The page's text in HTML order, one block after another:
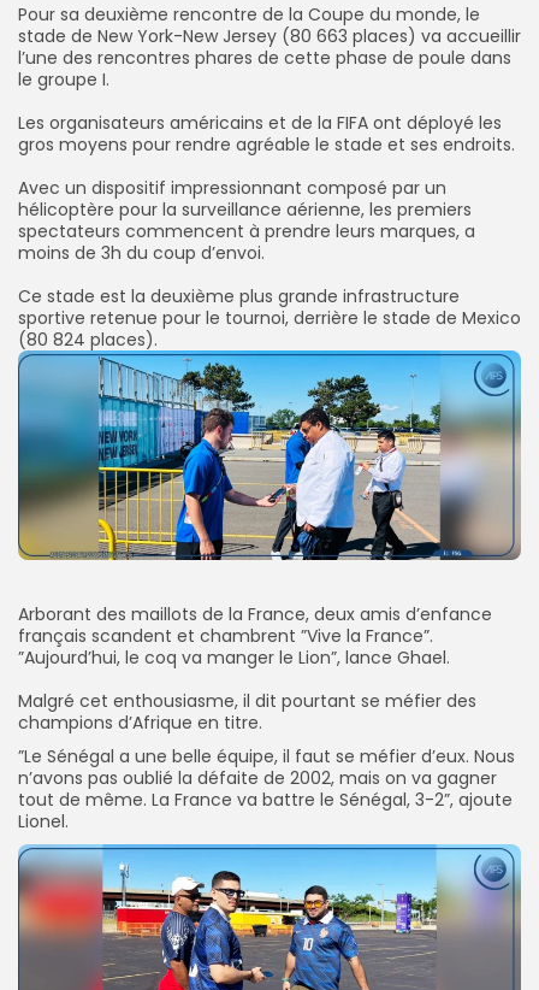
‎Pour sa deuxième rencontre de la Coupe du monde, le
stade de New York-New Jersey (80 663 places) va accueillir
l’une des rencontres phares de cette phase de poule dans
le groupe I.
‎Les organisateurs américains et de la FIFA ont déployé les
gros moyens pour rendre agréable le stade et ses endroits.
‎Avec un dispositif impressionnant composé par un
hélicoptère pour la surveillance aérienne, les premiers
spectateurs commencent à prendre leurs marques, a
moins de 3h du coup d’envoi.
‎Ce stade est la deuxième plus grande infrastructure
sportive retenue pour le tournoi, derrière le stade de Mexico
(80 824 places).
‎Arborant des maillots de la France, deux amis d’enfance
français scandent et chambrent ”Vive la France”.
”Aujourd’hui, le coq va manger le Lion”, lance Ghael.
‎Malgré cet enthousiasme, il dit pourtant se méfier des
champions d’Afrique en titre.
‎”Le Sénégal a une belle équipe, il faut se méfier d’eux. Nous
n’avons pas oublié la défaite de 2002, mais on va gagner
tout de même. La France va battre le Sénégal, 3-2”, ajoute
Lionel.